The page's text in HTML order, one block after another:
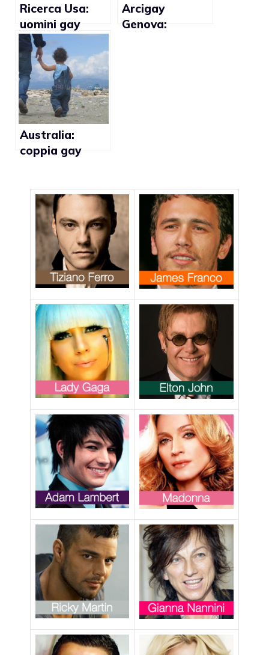
Ricerca Usa:
uomini gay
ossessionati
dal corpo
perfetto
Arcigay
Genova:
Australia:
coppia gay
esclusiva delle
figlie nate da
madre
surrogata